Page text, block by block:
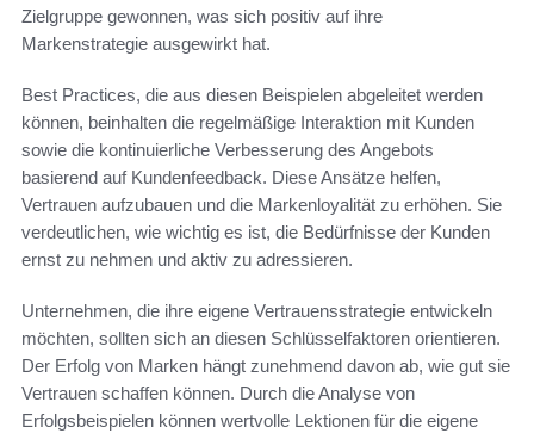
Zielgruppe gewonnen, was sich positiv auf ihre
Markenstrategie ausgewirkt hat.
Best Practices, die aus diesen Beispielen abgeleitet werden
können, beinhalten die regelmäßige Interaktion mit Kunden
sowie die kontinuierliche Verbesserung des Angebots
basierend auf Kundenfeedback. Diese Ansätze helfen,
Vertrauen aufzubauen und die Markenloyalität zu erhöhen. Sie
verdeutlichen, wie wichtig es ist, die Bedürfnisse der Kunden
ernst zu nehmen und aktiv zu adressieren.
Unternehmen, die ihre eigene Vertrauensstrategie entwickeln
möchten, sollten sich an diesen Schlüsselfaktoren orientieren.
Der Erfolg von Marken hängt zunehmend davon ab, wie gut sie
Vertrauen schaffen können. Durch die Analyse von
Erfolgsbeispielen können wertvolle Lektionen für die eigene